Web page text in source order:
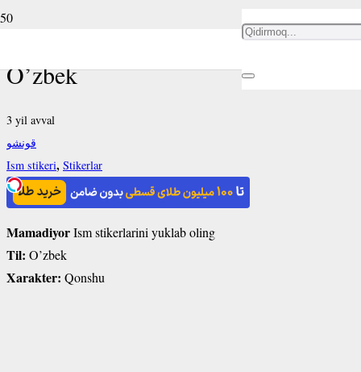
O’zbek
3 yil avval
قونشو
Ism stikeri, Stikerlar
MamadiyorIsm stikerlarini yuklab oling
Til: O’zbek
Xarakter: Qonshu